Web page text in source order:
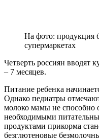
На фото: продукция
супермаркетах
Четверть россиян вводят
– 7 месяцев.
Питание ребенка
Однако педиатры
молоко мамы не способно
необходимыми
продуктами прикорма
безглютеновые